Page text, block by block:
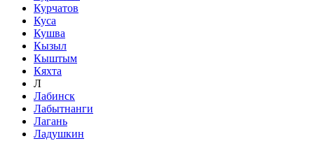
Курчатов
Куса
Кушва
Кызыл
Кыштым
Кяхта
Л
Лабинск
Лабытнанги
Лагань
Ладушкин